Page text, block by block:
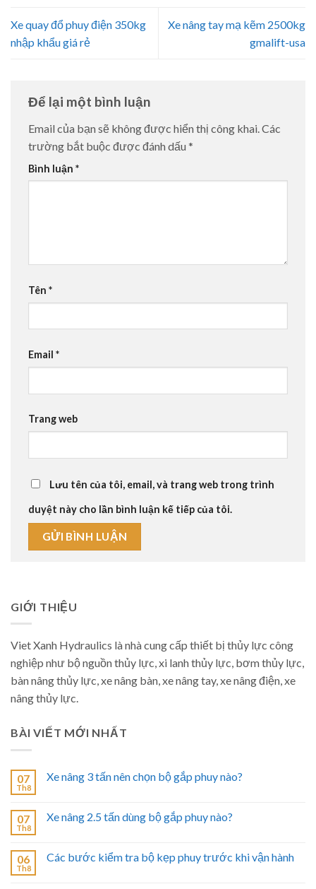
Xe quay đổ phuy điện 350kg
nhập khẩu giá rẻ
Xe nâng tay mạ kẽm 2500kg
gmalift-usa
Để lại một bình luận
Email của bạn sẽ không được hiển thị công khai. Các
trường bắt buộc được đánh dấu *
Bình luận *
Tên *
Email *
Trang web
Lưu tên của tôi, email, và trang web trong trình
duyệt này cho lần bình luận kế tiếp của tôi.
GIỚI THIỆU
Viet Xanh Hydraulics là nhà cung cấp thiết bị thủy lực công
nghiệp như bộ nguồn thủy lực, xi lanh thủy lực, bơm thủy lực,
bàn nâng thủy lực, xe nâng bàn, xe nâng tay, xe nâng điện, xe
nâng thủy lực.
BÀI VIẾT MỚI NHẤT
07
Th8
Xe nâng 3 tấn nên chọn bộ gắp phuy nào?
07
Th8
Xe nâng 2.5 tấn dùng bộ gắp phuy nào?
06
Th8
Các bước kiểm tra bộ kẹp phuy trước khi vận hành